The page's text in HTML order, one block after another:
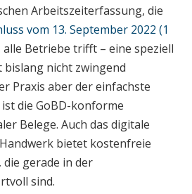
Arbeitszeiterfassung, die
vom 13. September 2022 (1
Betriebe trifft – eine speziell
nicht zwingend
Praxis aber der einfachste
die GoBD-konforme
Belege. Auch das digitale
bietet kostenfreie
gerade in der
sind.